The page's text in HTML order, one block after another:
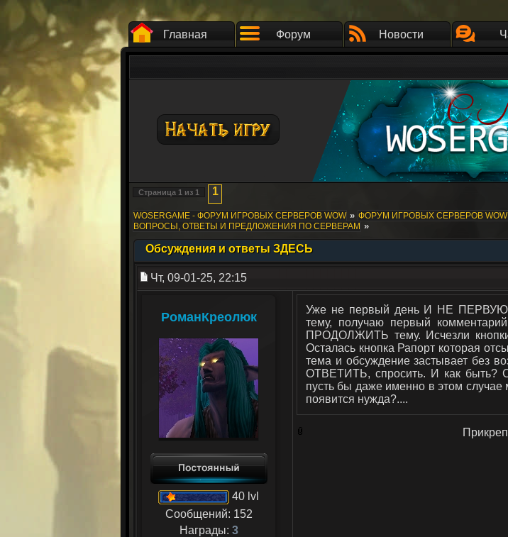
Главная Форум Новости
Страница 1 из 1 1
WOSERGAME - ФОРУМ ИГРОВЫХ СЕРВЕРОВ WOW » ФОРУМ ИГРОВЫХ СЕРВЕРОВ WOW -
ВОПРОСЫ, ОТВЕТЫ И ПРЕДЛОЖЕНИЯ ПО СЕРВЕРАМ »
Обсуждения и ответы ЗДЕСЬ
Чт, 09-01-25, 22:15
РоманКреолюк
40 lvl
Сообщений: 152
Награды: 3
Уже не первый день И НЕ ПЕРВУЮ
тему, получаю первый
ПРОДОЛЖИТЬ тему. Исчезли кнопки
Осталась кнопка Рапорт которая
тема и обсуждение застывает без
ОТВЕТИТЬ, спросить. И как быть?
пусть бы даже именно в этом случае
появится нужда?....